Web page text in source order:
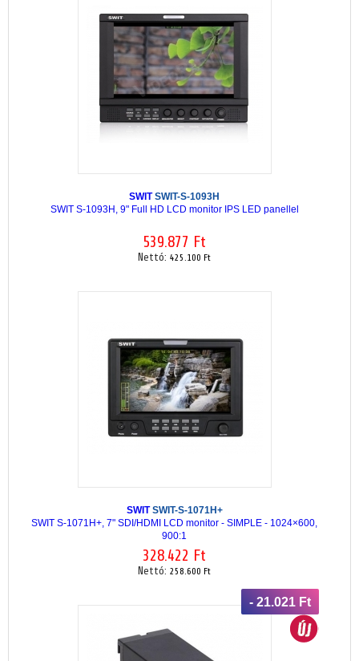
SWITSWIT-S-1093H
SWIT S-1093H, 9" Full HD LCD monitor IPS LED panellel
539.877 Ft
Nettó: 425.100 Ft
SWITSWIT-S-1071H+
SWIT S-1071H+, 7" SDI/HDMI LCD monitor - SIMPLE - 1024×600,
900:1
328.422 Ft
Nettó: 258.600 Ft
- 21.021 Ft